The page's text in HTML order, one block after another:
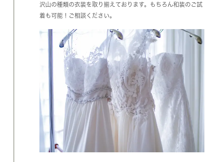
沢山の種類の衣装を取り揃えております。もちろん和装のご試
着も可能！ご相談ください。